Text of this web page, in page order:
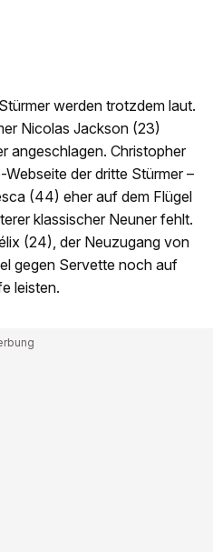
werden trotzdem laut.
Nicolas Jackson (23)
angeschlagen. Christopher
der dritte Stürmer –
(44) eher auf dem Flügel
klassischer Neuner fehlt.
(24), der Neuzugang von
gegen Servette noch auf
leisten.